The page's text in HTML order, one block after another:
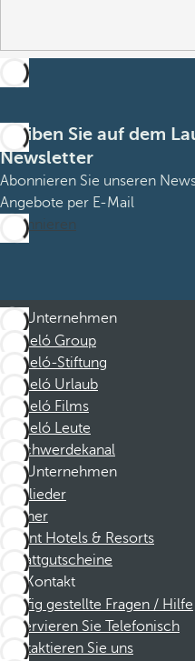
Bleiben Sie auf dem
Newsletter
Abonnieren Sie unseren
Angebote per E-Mail
Abonnieren
Unternehmen
Barceló Group
Barceló-Stiftung
Barceló Urlaub
Barceló Films
Barceló Leute
Beschwerdekanal
Unternehmen
Mitglieder
Partner
Dorint Hotels & Resorts
Rabattgutscheine
Kontakt
Häufig gestellte Fragen / Hilfe
Reservieren Sie Telefonisch
Kontaktieren Sie uns